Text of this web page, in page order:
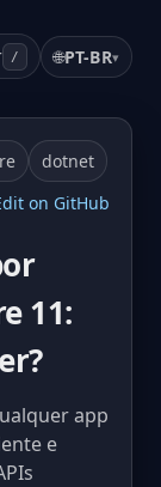
/ 🌐PT-BR▾
dotnet
on GitHub
11:
app
e